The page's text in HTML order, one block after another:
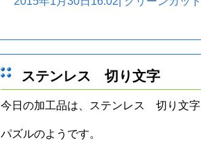
ステンレス 切り文字
今日の加工品は、ステンレス 切り文字
パズルのようです。